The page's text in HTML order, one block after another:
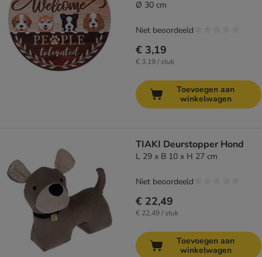
Ø 30 cm
€ 3,19
€ 3,19 / stuk
Niet beoordeeld
Toevoegen aan
winkelwagen
TIAKI Deurstopper Hond
L 29 x B 10 x H 27 cm
€ 22,49
€ 22,49 / stuk
Niet beoordeeld
Toevoegen aan
winkelwagen